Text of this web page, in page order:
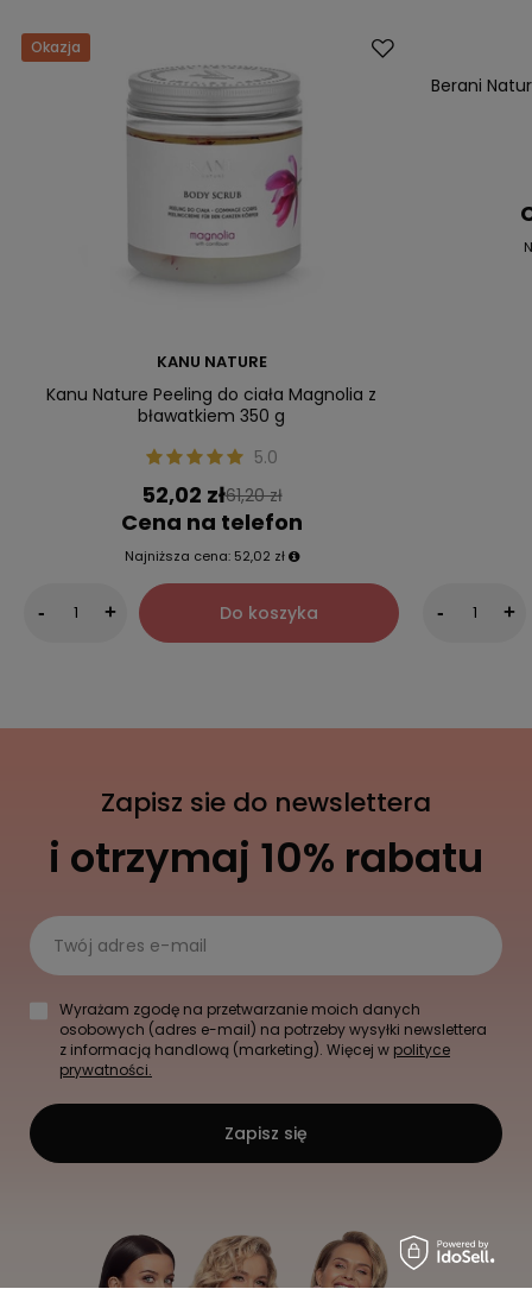
Okazja
KANU NATURE
Kanu Nature Peeling do ciała Magnolia z
bławatkiem 350 g
5.0
52,02 zł61,20 zł
Cena na telefon
Najniższa cena: 52,02 zł
- + Do koszyka
Berani
- +
Zapisz sie do newslettera
i otrzymaj 10% rabatu
Twój adres e-mail
Wyrażam zgodę na przetwarzanie moich danych
osobowych (adres e-mail) na potrzeby wysyłki newslettera
z informacją handlową (marketing). Więcej w polityce
prywatności.
Zapisz się